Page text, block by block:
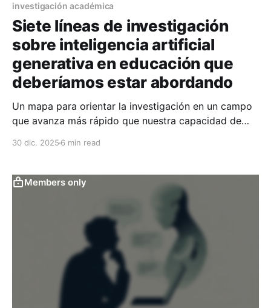
investigación académica
Siete líneas de investigación
sobre inteligencia artificial
generativa en educación que
deberíamos estar abordando
Un mapa para orientar la investigación en un campo
que avanza más rápido que nuestra capacidad de
educación. Las posiciones oscilan entre el
30 dic. 2025 6 min read
Members only